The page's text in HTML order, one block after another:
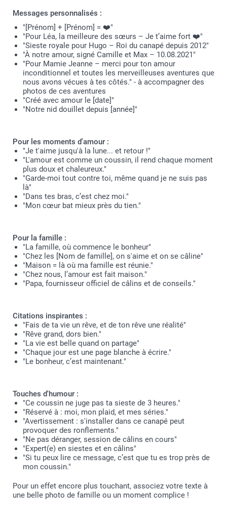
Messages personnalisés :
"[Prénom] + [Prénom] = ❤️"
"Pour Léa, la meilleure des sœurs – Je t’aime fort ❤️"
"Sieste royale pour Hugo – Roi du canapé depuis 2012"
"À notre amour, signé Camille et Max – 10.08.2021"
"Pour Mamie Jeanne – merci pour ton amour
inconditionnel et toutes les merveilleuses aventures que
nous avons vécues à tes côtés." - à accompagner des
photos de ces aventures
"Créé avec amour le [date]"
"Notre nid douillet depuis [année]"
Pour les moments d'amour :
"Je t'aime jusqu'à la lune... et retour !"
"L'amour est comme un coussin, il rend chaque moment
plus doux et chaleureux."
"Garde-moi tout contre toi, même quand je ne suis pas
là"
"Dans tes bras, c’est chez moi."
"Mon cœur bat mieux près du tien."
Pour la famille :
"La famille, où commence le bonheur"
"Chez les [Nom de famille], on s'aime et on se câline"
"Maison = là où ma famille est réunie."
"Chez nous, l’amour est fait maison."
"Papa, fournisseur officiel de câlins et de conseils."
Citations inspirantes :
"Fais de ta vie un rêve, et de ton rêve une réalité"
"Rêve grand, dors bien."
"La vie est belle quand on partage"
"Chaque jour est une page blanche à écrire."
"Le bonheur, c’est maintenant."
Touches d'humour :
"Ce coussin ne juge pas ta sieste de 3 heures."
"Réservé à : moi, mon plaid, et mes séries."
"Avertissement : s'installer dans ce canapé peut
provoquer des ronflements."
"Ne pas déranger, session de câlins en cours"
"Expert(e) en siestes et en câlins"
"Si tu peux lire ce message, c’est que tu es trop près de
mon coussin."
Pour un effet encore plus touchant, associez votre texte à
une belle photo de famille ou un moment complice !